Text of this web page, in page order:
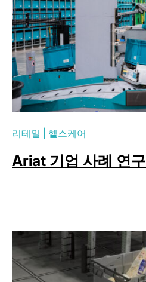
리테일 헬스케어
Ariat 기업 사례 연구